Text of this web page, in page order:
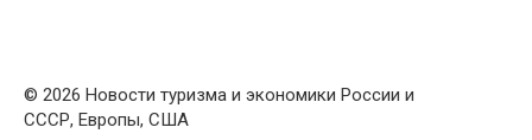
© 2026 Новости туризма и экономики России и
СССР, Европы, США